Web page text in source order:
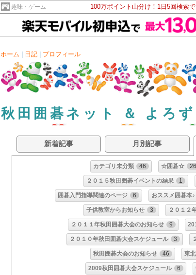
趣味・ゲーム 100万ポイント山分け！1日5回検索
ホーム
日記 プロフィール
秋田囲碁ネット ＆ よろ
新着記事 月別記事
カテゴリ未分類 46 ☆囲碁☆
２０１５秋田囲碁イベントの結果 1
囲碁入門指導関連のページ 6 おススメ囲碁本♪
子供教室からお知らせ 3 ２０１２
２０１１年秋田囲碁大会のお知らせ 9
２０１０年秋田囲碁大会スケジュール 3
秋田囲碁大会のお知らせ 46 東
2009秋田囲碁大会スケジュール 6